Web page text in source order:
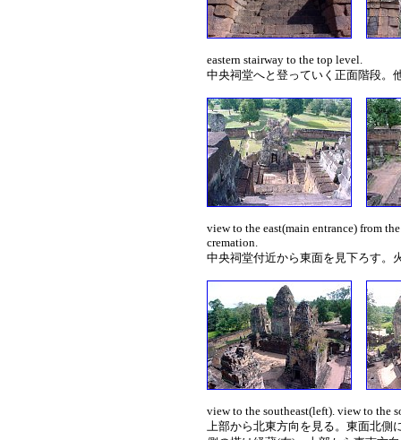
eastern stairway to the top level.
中央祠堂へと登っていく正面階段。
view to the east(main entrance) from
cremation.
中央祠堂付近から東面を見下ろす。
view to the southeast(left). view to the
上部から北東方向を見る。東面北側